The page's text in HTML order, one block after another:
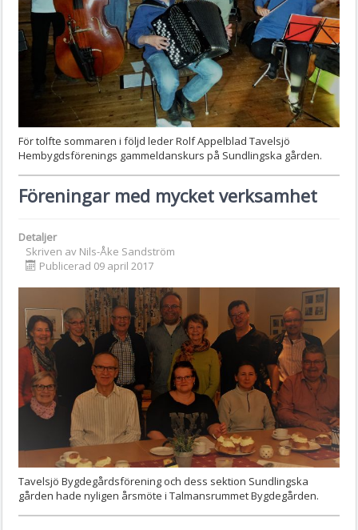
För tolfte sommaren i följd leder Rolf Appelblad Tavelsjö
Hembygdsförenings gammeldanskurs på Sundlingska gården.
Föreningar med mycket verksamhet
Detaljer
Skriven av Nils-Åke Sandström
Publicerad 09 april 2017
Tavelsjö Bygdegårdsförening och dess sektion Sundlingska
gården hade nyligen årsmöte i Talmansrummet Bygdegården.